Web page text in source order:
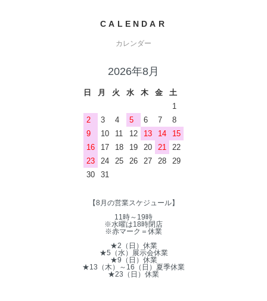
CALENDAR
カレンダー
2026年8月
日 月 火 水 木 金
土
1
2
3 4 5 6 7
8
9
10 11 12 13 14
15
16
17 18 19 20 21
22
23
24 25 26 27 28
29
30
31
【8月の営業スケジュール】
11時～19時
※水曜は18時閉店
※赤マーク＝休業
★2（日）休業
★5（水）展示会休業
★9（日）休業
★13（木）～16（日）夏季休業
★23（日）休業